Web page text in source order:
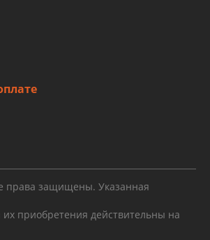
права защищены. Указанная
их приобретения действительны на